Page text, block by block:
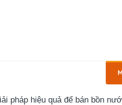
pháp hiệu quả để bán bồn